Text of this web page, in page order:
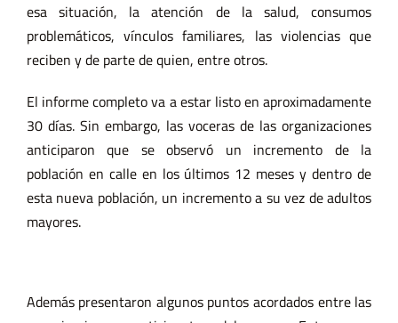
esa situación, la atención de la salud, consumos
problemáticos, vínculos familiares, las violencias que
reciben y de parte de quien, entre otros.
El informe completo va a estar listo en aproximadamente
30 días. Sin embargo, las voceras de las organizaciones
anticiparon que se observó un incremento de la
población en calle en los últimos 12 meses y dentro de
esta nueva población, un incremento a su vez de adultos
mayores.
Además presentaron algunos puntos acordados entre las